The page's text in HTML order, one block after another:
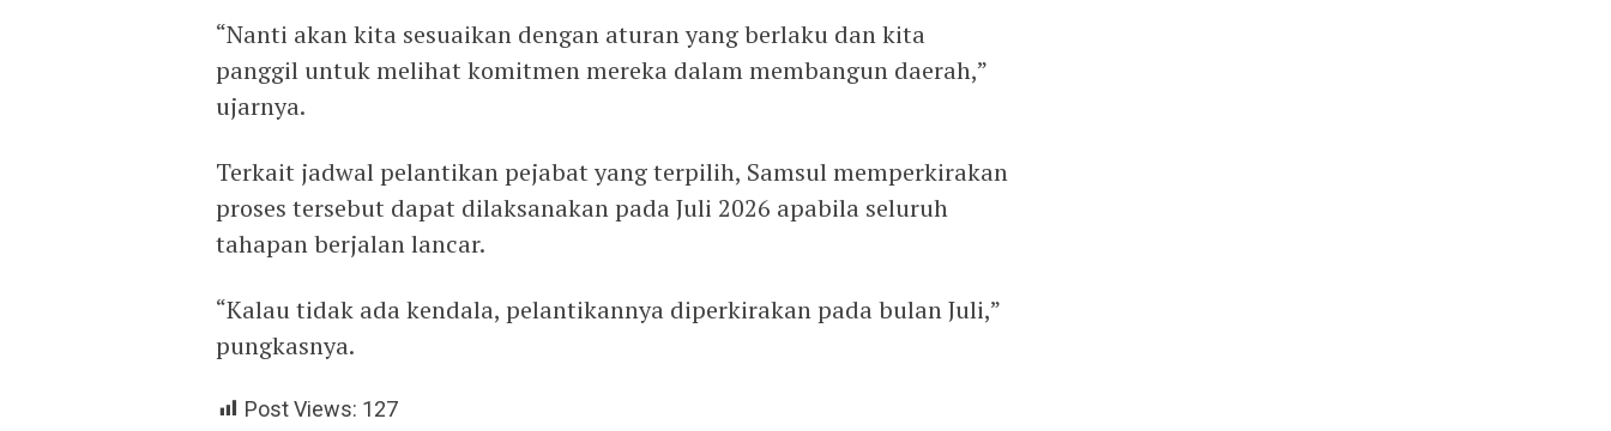
“Nanti akan kita sesuaikan dengan aturan yang berlaku dan kita
panggil untuk melihat komitmen mereka dalam membangun daerah,”
ujarnya.
Terkait jadwal pelantikan pejabat yang terpilih, Samsul memperkirakan
proses tersebut dapat dilaksanakan pada Juli 2026 apabila seluruh
tahapan berjalan lancar.
“Kalau tidak ada kendala, pelantikannya diperkirakan pada bulan Juli,”
pungkasnya.
Post Views: 127